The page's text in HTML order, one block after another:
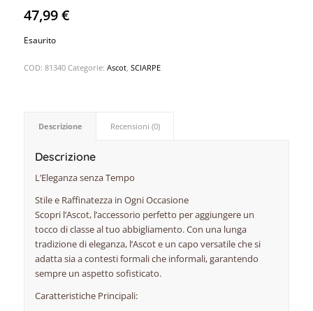
47,99€
Esaurito
COD: 81340 Categorie: Ascot, SCIARPE
Descrizione Recensioni (0)
Descrizione
L’Eleganza senza Tempo
Stile e Raffinatezza in Ogni Occasione
Scopri l’Ascot, l’accessorio perfetto per aggiungere un
tocco di classe al tuo abbigliamento. Con una lunga
tradizione di eleganza, l’Ascot e un capo versatile che si
adatta sia a contesti formali che informali, garantendo
sempre un aspetto sofisticato.
Caratteristiche Principali: